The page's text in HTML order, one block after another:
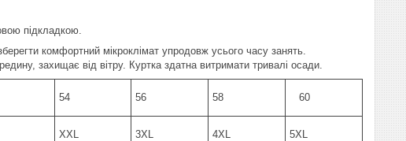
підкладкою.
комфортний мікроклімат упродовж усього часу занять.
захищає від вітру. Куртка здатна витримати тривалі осади.
54 56 58 60
XXL 3XL 4XL 5XL